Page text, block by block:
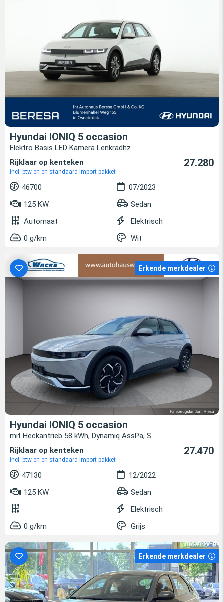
Hyundai IONIQ 5 occasion
Elektro Basis LED Kamera Lenkradhz
Rijklaar op kenteken
incl. btw en en standaard import pakket
27.280
46700
07/2023
125 KW
Sedan
Automaat
Elektrisch
0 g/km
Wit
Erkende merkdealer
Hyundai IONIQ 5 occasion
mit Heckantrieb 58 kWh, Dynamiq AssPa, S
Rijklaar op kenteken
incl. btw en en standaard import pakket
27.470
47130
12/2022
125 KW
Sedan
Elektrisch
0 g/km
Grijs
Erkende merkdealer